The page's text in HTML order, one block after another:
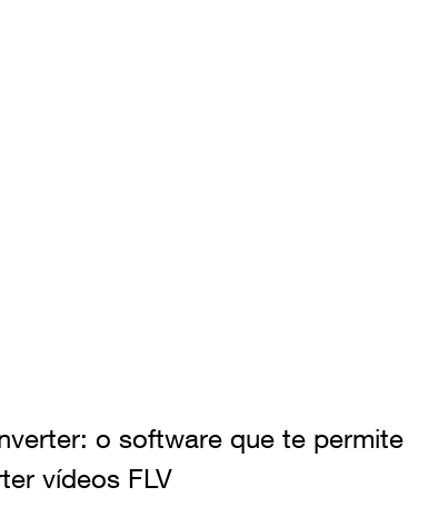
o software que te permite
vídeos FLV